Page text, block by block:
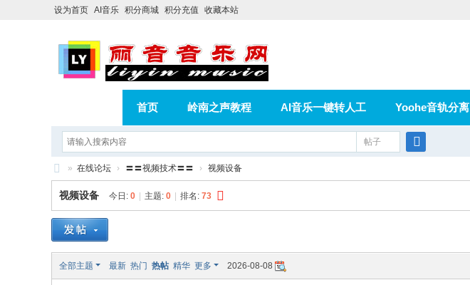
设为首页 AI音乐 积分商城 积分充值 收藏本站
首页 岭南之声教程 AI音乐一键转人工 Yoohe音轨分离
在线论坛
相册 分享 记录
帖子
索
丽
音
音
乐
网
» 在线论坛 › 〓〓视频技术〓〓 › 视频设备
视频设备 今日: 0 主题: 0 排名: 73
全部主题 最新 热门 热帖 精华 更多 2026-08-08